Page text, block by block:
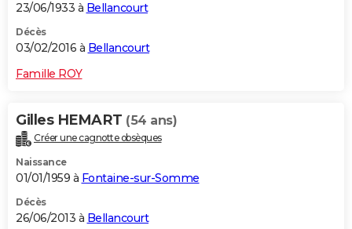
23/06/1933 à Bellancourt
Décès
03/02/2016 à Bellancourt
Famille ROY
Gilles HEMART (54 ans)
Créer une cagnotte obsèques
Naissance
01/01/1959 à Fontaine-sur-Somme
Décès
26/06/2013 à Bellancourt